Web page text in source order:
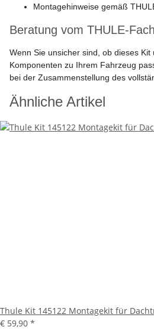
Montagehinweise gemäß
Beratung vom THULE-
Wenn Sie unsicher sind, ob dieses
Komponenten zu Ihrem Fahrzeug
bei der Zusammenstellung des
Ähnliche Artikel
Thule Kit 145122 Montagekit für
€ 59,90 *